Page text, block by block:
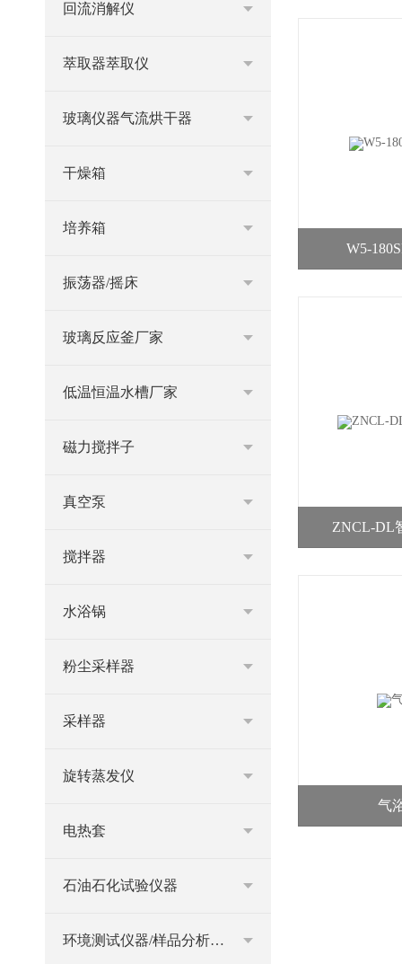
回流消解仪
萃取器萃取仪
玻璃仪器气流烘干器
干燥箱
培养箱
振荡器/摇床
玻璃反应釜厂家
低温恒温水槽厂家
磁力搅拌子
真空泵
搅拌器
水浴锅
粉尘采样器
采样器
旋转蒸发仪
电热套
石油石化试验仪器
环境测试仪器/样品分析仪器
W5-
ZNCL-DL
气